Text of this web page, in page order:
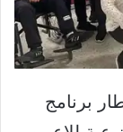
برنامج